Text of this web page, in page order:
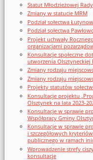
Statut Młodzieżowej
Zmiany w statucie MRM
Podział sołectwa
Podział sołectwa
Projekt uchwały
organizacjami
Konsultacje społeczne
utworzenia Olsztyneckiej
Zmiany rodzaju
Zmiany rodzaju
Projekty statutów
Konsultacje projektu
Olsztynek na lata 2023-
Konsultacje w sprawie
Współpracy Gminy
Konsultacje w sprawie
i szczegółowych
publicznego w ramach
Wprowadzenie strefy
konsultacje